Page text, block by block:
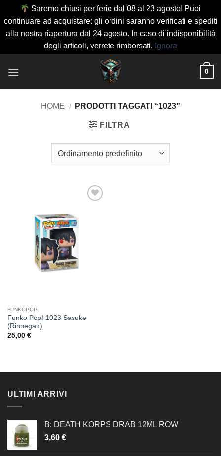
Saremo chiusi per ferie dal 08 al 23 agosto! Puoi
continuare ad acquistare: gli ordini saranno verificati e spediti
alla nostra riapertura dal 24 agosto. In caso di indisponibilità
degli articoli, verrete rimborsati. Ignora
0
HOME / PRODOTTI TAGGATI “1023”
FILTRA
FUNKOPOP
Funko Pop! 1023 Sasuke
(Rinnegan)
25,00 €
ULTIMI ARRIVI
B: DEATH KORPS DRAB 12ML ROW
3,60 €